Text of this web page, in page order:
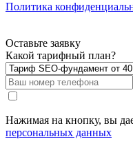
Политика
Оставьте заявку
Какой тарифный план?
Нажимая на кнопку, вы
персональных данных